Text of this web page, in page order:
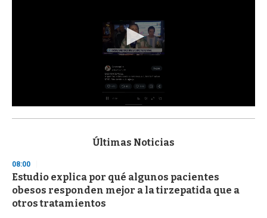
s
d
s
o
f
3
Últimas Noticias
08:00
Estudio explica por qué algunos pacientes
obesos responden mejor a la tirzepatida que a
otros tratamientos